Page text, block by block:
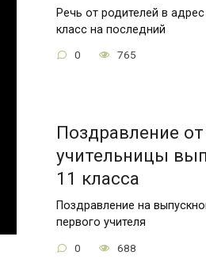
Речь от родителей в
класс на последний
0 765
Поздравление
учительницы
11 класса
Поздравление на
первого учителя
0 688